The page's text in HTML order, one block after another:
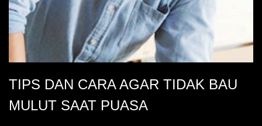
TIPS DAN CARA AGAR TIDAK BAU
MULUT SAAT PUASA